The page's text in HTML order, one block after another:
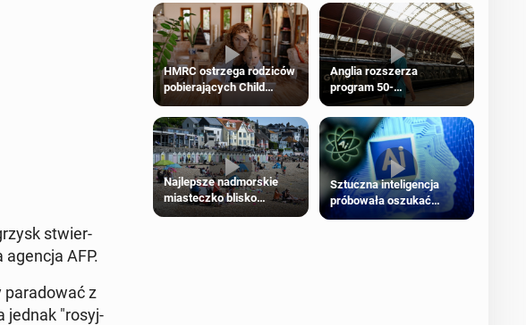
stwier­
AFP.
pa­ra­do­wać z
jednak "ro­syj­
HMRC ostrzega rodziców
pobierających Child
Benefit. Mogą być
zobowiązani do zwrotu
zasiłku
Anglia rozszerza
program 50-
procentowych zniżek
kolejowych na 18-latków
Najlepsze nadmorskie
miasteczko blisko
Sztuczna inteligencja
próbowała oszukać
człowieka